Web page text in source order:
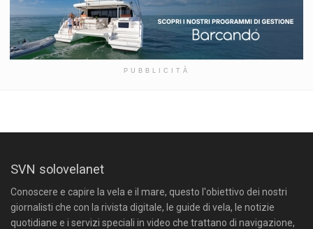
PUBBLICITÀ
SVN solovelanet
Conoscere e capire la vela e il mare, questo l'obiettivo dei nostri
giornalisti che con la rivista digitale, le guide di vela, le notizie
quotidiane e i servizi speciali in video che trattano di navigazione,